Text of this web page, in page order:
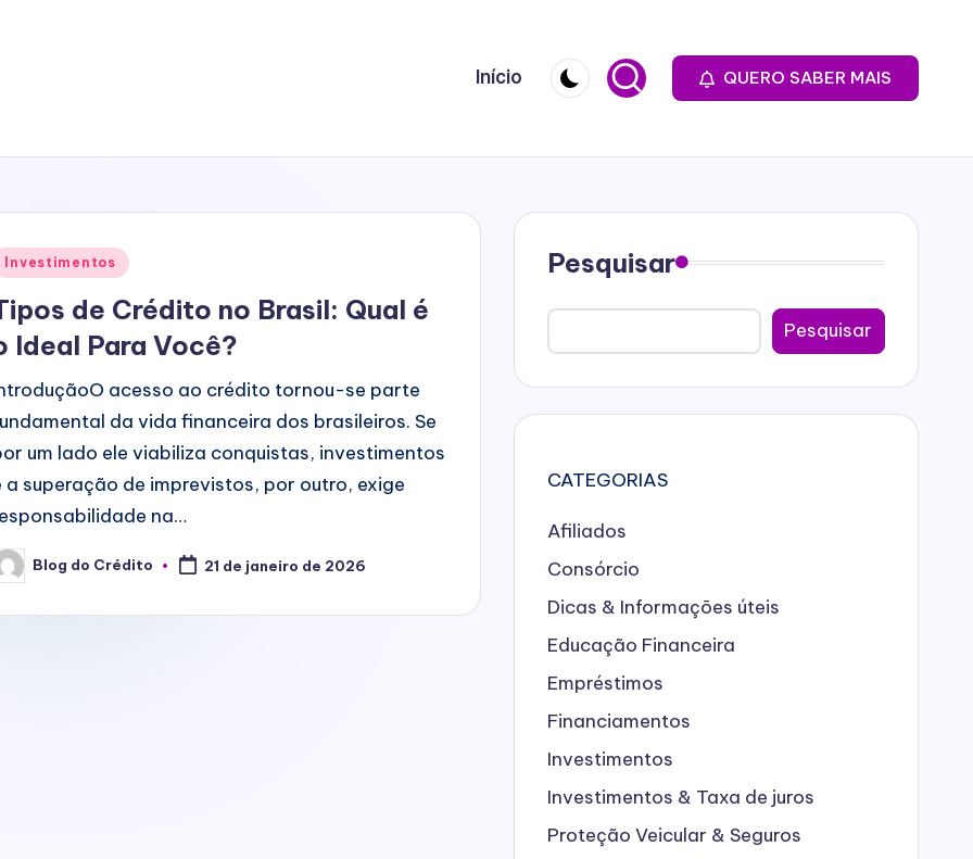
Início QUERO SABER MAIS
Investimentos
de Crédito no Brasil: Qual é
Ideal Para Você?
acesso ao crédito tornou-se parte
da vida financeira dos brasileiros. Se
um lado ele viabiliza conquistas, investimentos
a superação de imprevistos, por outro, exige
na…
Blog do Crédito 21 de janeiro de 2026
Pesquisar
Pesquisar
CATEGORIAS
Afiliados
Consórcio
Dicas & Informações úteis
Educação Financeira
Empréstimos
Financiamentos
Investimentos
Investimentos & Taxa de juros
Proteção Veicular & Seguros